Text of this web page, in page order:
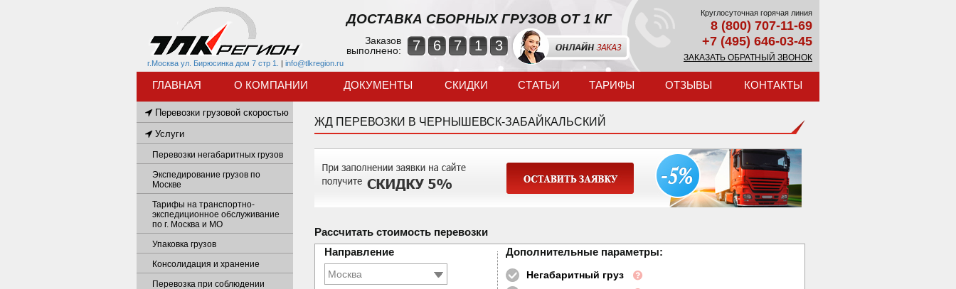
г.Москва ул. Бирюсинка дом 7 стр 1. | info@tlkregion.ru
ДОСТАВКА СБОРНЫХ ГРУЗОВ ОТ 1 КГ
Заказов
выполнено:
7 6 7 1 3
Круглосуточная горячая линия
8 (800) 707-11-69
+7 (495) 646-03-45
ЗАКАЗАТЬ ОБРАТНЫЙ ЗВОНОК
ГЛАВНАЯ О КОМПАНИИ ДОКУМЕНТЫ СКИДКИ СТАТЬИ ТАРИФЫ ОТЗЫВЫ КОНТАКТЫ
ЖД ПЕРЕВОЗКИ В ЧЕРНЫШЕВСК-ЗАБАЙКАЛЬСКИЙ
Рассчитать стоимость перевозки
Направление
Дополнительные параметры:
Негабаритный груз
Перевозки грузовой скоростью
Услуги
Перевозки негабаритных грузов
Экспедирование грузов по
Москве
Тарифы на транспортно-
экспедиционное обслуживание
по г. Москва и МО
Упаковка грузов
Консолидация и хранение
Перевозка при соблюдении